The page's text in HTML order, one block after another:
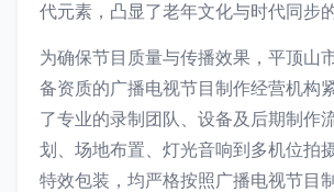
代元素，凸显了老年文化与时代同步
为确保节目质量与传播效果，平顶山
备资质的广播电视节目制作经营机构
了专业的录制团队、设备及后期制作
划、场地布置、灯光音响到多机位拍
特效包装，均严格按照广播电视节目